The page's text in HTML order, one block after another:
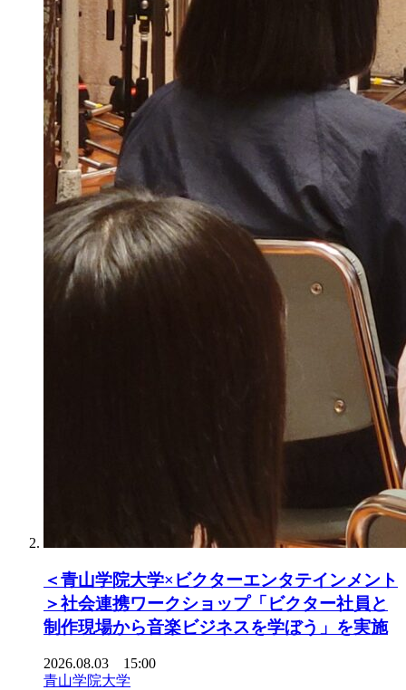
＜青山学院大学×ビクターエンタテインメント
＞社会連携ワークショップ「ビクター社員と
制作現場から音楽ビジネスを学ぼう」を実施
2026.08.03 15:00
青山学院大学